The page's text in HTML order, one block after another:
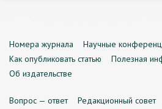
Номера журнала Научные
Как опубликовать статью
Полезная
Об издательстве
Вопрос — ответ Редакционный совет